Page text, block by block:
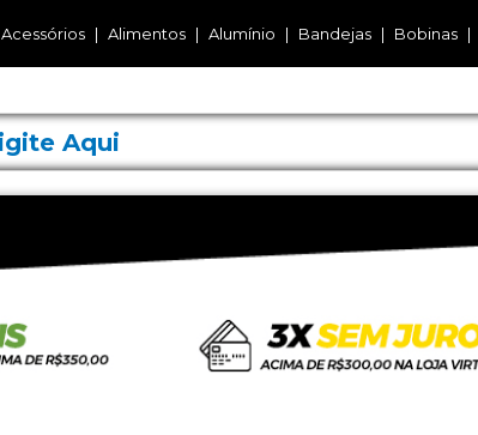
Acessórios Alimentos Alumínio Bandejas Bobinas